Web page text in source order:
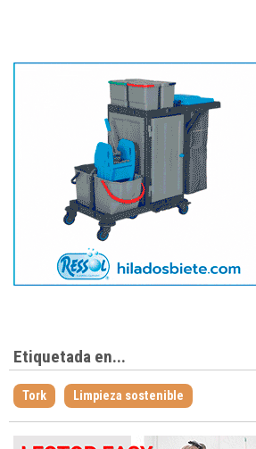
Etiquetada en...
Tork Limpieza sostenible